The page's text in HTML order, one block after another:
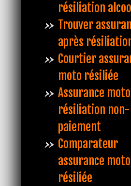
résiliation
Trouver
après
Courtier
moto résiliée
Assurance moto
résiliation non-
paiement
Comparateur
assurance moto
résiliée